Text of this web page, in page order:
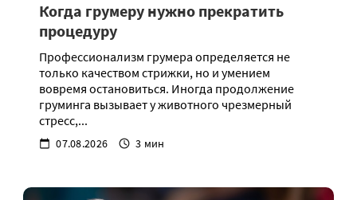
Когда грумеру нужно прекратить
процедуру
Профессионализм грумера определяется не
только качеством стрижки, но и умением
вовремя остановиться. Иногда продолжение
груминга вызывает у животного чрезмерный
стресс,...
07.08.2026 3 мин